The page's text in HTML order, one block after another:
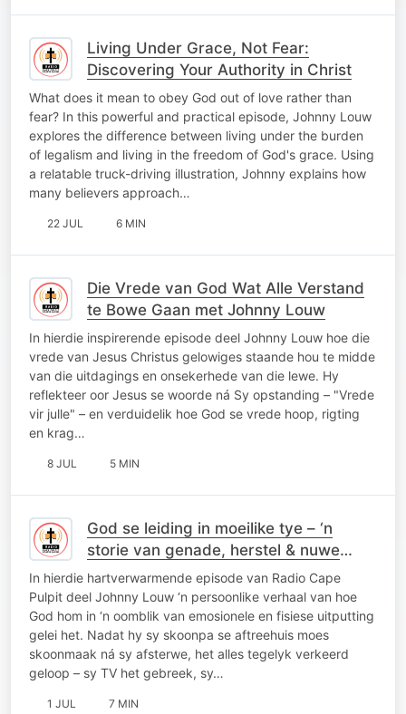
Living Under Grace, Not Fear:
Discovering Your Authority in Christ
What does it mean to obey God out of love rather than
fear? In this powerful and practical episode, Johnny Louw
explores the difference between living under the burden
of legalism and living in the freedom of God's grace. Using
a relatable truck-driving illustration, Johnny explains how
many believers approach…
22 JUL 6 MIN
Die Vrede van God Wat Alle Verstand
te Bowe Gaan met Johnny Louw
In hierdie inspirerende episode deel Johnny Louw hoe die
vrede van Jesus Christus gelowiges staande hou te midde
van die uitdagings en onsekerhede van die lewe. Hy
reflekteer oor Jesus se woorde ná Sy opstanding – "Vrede
vir julle" – en verduidelik hoe God se vrede hoop, rigting
en krag…
8 JUL 5 MIN
God se leiding in moeilike tye – ‘n
storie van genade, herstel & nuwe
vriende
In hierdie hartverwarmende episode van Radio Cape
Pulpit deel Johnny Louw ‘n persoonlike verhaal van hoe
God hom in ‘n oomblik van emosionele en fisiese uitputting
gelei het. Nadat hy sy skoonpa se aftreehuis moes
skoonmaak ná sy afsterwe, het alles tegelyk verkeerd
geloop – sy TV het gebreek, sy…
1 JUL 7 MIN